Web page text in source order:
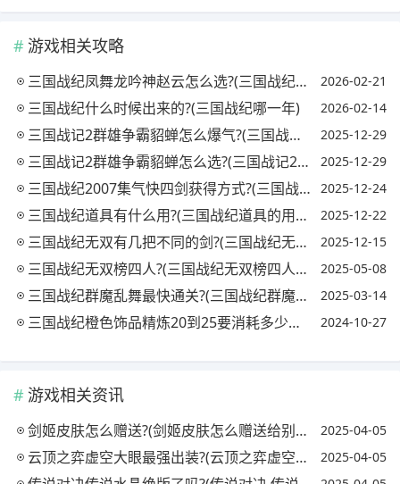
游戏相关攻略
三国战纪凤舞龙吟神赵云怎么选?(三国战纪凤舞龙吟赵云武器拿法) 2026-02-21
三国战纪什么时候出来的?(三国战纪哪一年) 2026-02-14
三国战记2群雄争霸貂蝉怎么爆气?(三国战纪2群雄争霸貂蝉武器拿法) 2025-12-29
三国战记2群雄争霸貂蝉怎么选?(三国战记2群雄争霸貂蝉出招) 2025-12-29
三国战纪2007集气快四剑获得方式?(三国战纪集气快2007攻略) 2025-12-24
三国战纪道具有什么用?(三国战纪道具的用途) 2025-12-22
三国战纪无双有几把不同的剑?(三国战纪无双有几把不同的剑怎么用) 2025-12-15
三国战纪无双榜四人?(三国战纪无双榜四人攻略) 2025-05-08
三国战纪群魔乱舞最快通关?(三国战纪群魔乱舞最快通关方法) 2025-03-14
三国战纪橙色饰品精炼20到25要消耗多少元宝?(三国战纪橙色饰品精炼20到25要消耗多少元宝币) 2024-10-27
游戏相关资讯
剑姬皮肤怎么赠送?(剑姬皮肤怎么赠送给别人) 2025-04-05
云顶之弈虚空大眼最强出装?(云顶之弈虚空之眼出装) 2025-04-05